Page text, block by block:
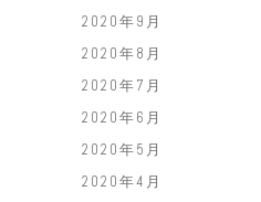
2020年9月
2020年8月
2020年7月
2020年6月
2020年5月
2020年4月